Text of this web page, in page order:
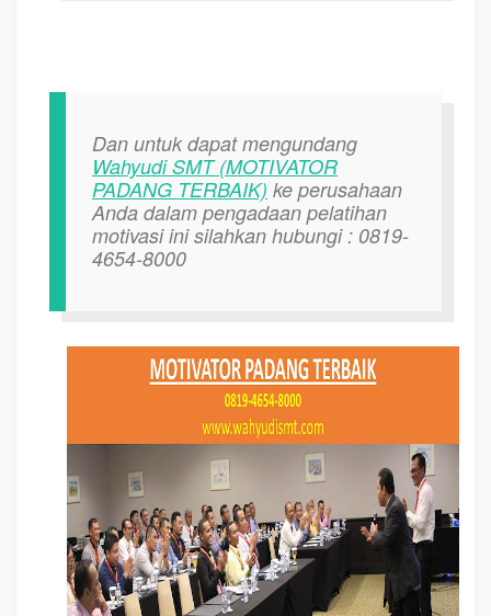
Dan untuk dapat mengundang
Wahyudi SMT (MOTIVATOR
PADANG TERBAIK) ke perusahaan
Anda dalam pengadaan pelatihan
motivasi ini silahkan hubungi : 0819-
4654-8000